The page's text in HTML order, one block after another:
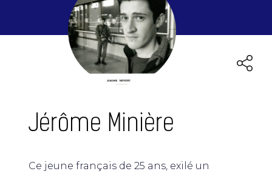
Jérôme Minière
Ce jeune français de 25 ans, exilé un